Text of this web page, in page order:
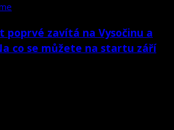
poprvé zavítá na Vysočinu a
co se můžete na startu září